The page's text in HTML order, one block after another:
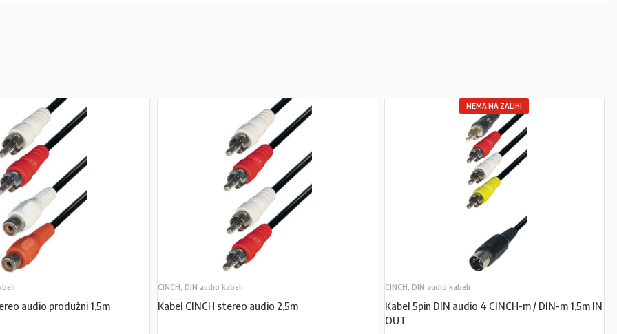
audio produžni 1,5m
CINCH, DIN audio kabeli
Kabel CINCH stereo audio 2,5m
NEMA NA ZALIHI
CINCH, DIN audio kabeli
Kabel 5pin DIN audio 4 CINCH-m / DIN-m 1,5m IN
OUT